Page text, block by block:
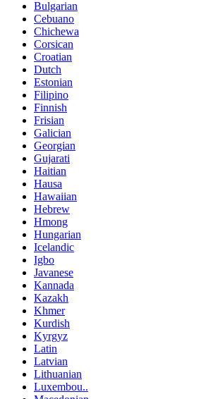
Bulgarian
Cebuano
Chichewa
Corsican
Croatian
Dutch
Estonian
Filipino
Finnish
Frisian
Galician
Georgian
Gujarati
Haitian
Hausa
Hawaiian
Hebrew
Hmong
Hungarian
Icelandic
Igbo
Javanese
Kannada
Kazakh
Khmer
Kurdish
Kyrgyz
Latin
Latvian
Lithuanian
Luxembou..